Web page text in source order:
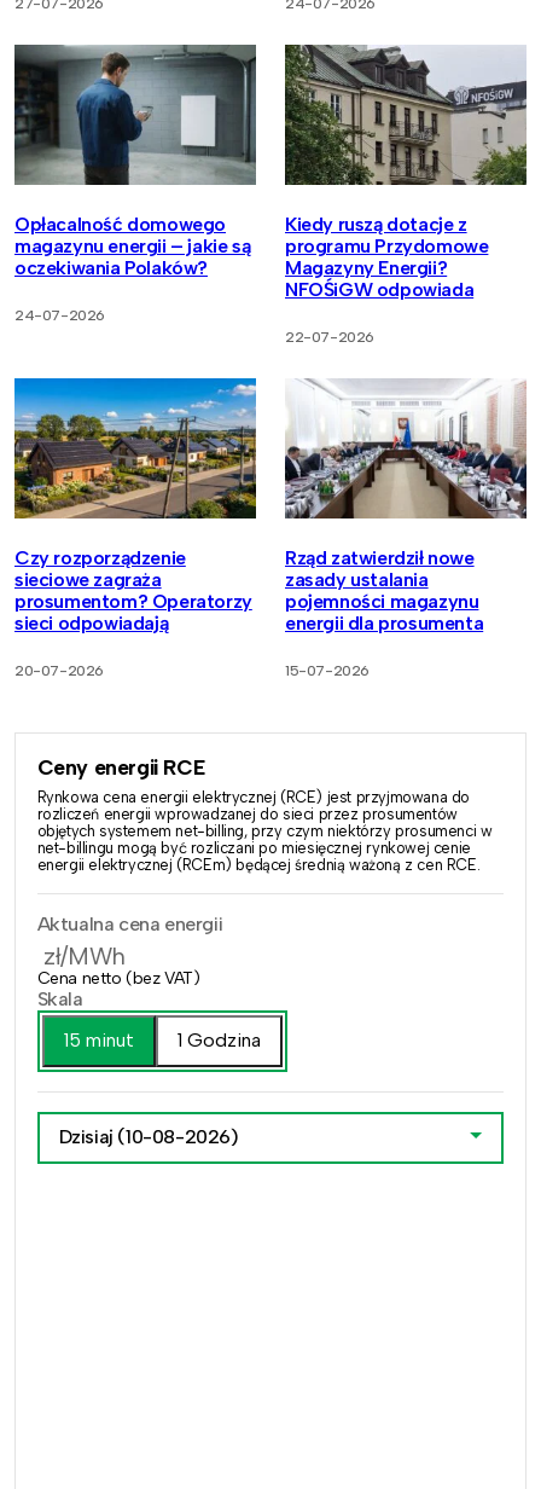
Opłacalność domowego
magazynu energii – jakie są
oczekiwania Polaków?
24-07-2026
Kiedy ruszą dotacje z
programu Przydomowe
Magazyny Energii?
NFOŚiGW odpowiada
22-07-2026
Czy rozporządzenie
sieciowe zagraża
prosumentom? Operatorzy
sieci odpowiadają
20-07-2026
Rząd zatwierdził nowe
zasady ustalania
pojemności magazynu
energii dla prosumenta
15-07-2026
Ceny energii RCE
Rynkowa cena energii elektrycznej (RCE) jest przyjmowana do
rozliczeń energii wprowadzanej do sieci przez prosumentów
objętych systemem net-billing, przy czym niektórzy prosumenci w
net-billingu mogą być rozliczani po miesięcznej rynkowej cenie
energii elektrycznej (RCEm) będącej średnią ważoną z cen RCE.
Aktualna cena energii
zł/MWh
Cena netto (bez VAT)
Skala
15 minut
1 Godzina
Dzisiaj (10-08-2026)